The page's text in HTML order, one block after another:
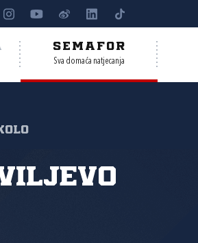
SEMAFOR
Sva domaća natjecanja